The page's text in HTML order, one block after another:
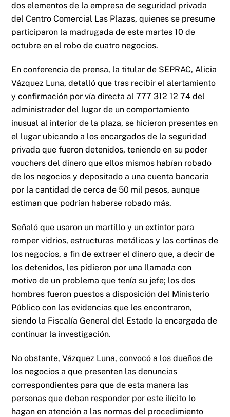
dos elementos de la empresa de seguridad privada
del Centro Comercial Las Plazas, quienes se presume
participaron la madrugada de este martes 10 de
octubre en el robo de cuatro negocios.
En conferencia de prensa, la titular de SEPRAC, Alicia
Vázquez Luna, detalló que tras recibir el alertamiento
y confirmación por vía directa al 777 312 12 74 del
administrador del lugar de un comportamiento
inusual al interior de la plaza, se hicieron presentes en
el lugar ubicando a los encargados de la seguridad
privada que fueron detenidos, teniendo en su poder
vouchers del dinero que ellos mismos habían robado
de los negocios y depositado a una cuenta bancaria
por la cantidad de cerca de 50 mil pesos, aunque
estiman que podrían haberse robado más.
Señaló que usaron un martillo y un extintor para
romper vidrios, estructuras metálicas y las cortinas de
los negocios, a fin de extraer el dinero que, a decir de
los detenidos, les pidieron por una llamada con
motivo de un problema que tenía su jefe; los dos
hombres fueron puestos a disposición del Ministerio
Público con las evidencias que les encontraron,
siendo la Fiscalía General del Estado la encargada de
continuar la investigación.
No obstante, Vázquez Luna, convocó a los dueños de
los negocios a que presenten las denuncias
correspondientes para que de esta manera las
personas que deban responder por este ilícito lo
hagan en atención a las normas del procedimiento